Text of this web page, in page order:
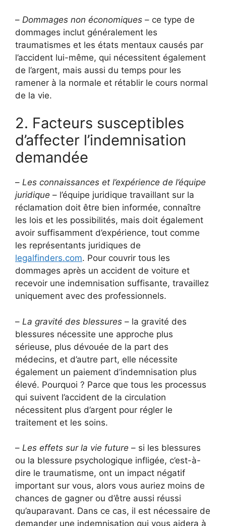
– Dommages non économiques – ce type de
dommages inclut généralement les
traumatismes et les états mentaux causés par
l’accident lui-même, qui nécessitent également
de l’argent, mais aussi du temps pour les
ramener à la normale et rétablir le cours normal
de la vie.
2. Facteurs susceptibles
d’affecter l’indemnisation
demandée
– Les connaissances et l’expérience de l’équipe
juridique – l’équipe juridique travaillant sur la
réclamation doit être bien informée, connaître
les lois et les possibilités, mais doit également
avoir suffisamment d’expérience, tout comme
les représentants juridiques de
legalfinders.com. Pour couvrir tous les
dommages après un accident de voiture et
recevoir une indemnisation suffisante, travaillez
uniquement avec des professionnels.
– La gravité des blessures – la gravité des
blessures nécessite une approche plus
sérieuse, plus dévouée de la part des
médecins, et d’autre part, elle nécessite
également un paiement d’indemnisation plus
élevé. Pourquoi ? Parce que tous les processus
qui suivent l’accident de la circulation
nécessitent plus d’argent pour régler le
traitement et les soins.
– Les effets sur la vie future – si les blessures
ou la blessure psychologique infligée, c’est-à-
dire le traumatisme, ont un impact négatif
important sur vous, alors vous auriez moins de
chances de gagner ou d’être aussi réussi
qu’auparavant. Dans ce cas, il est nécessaire de
demander une indemnisation qui vous aidera à